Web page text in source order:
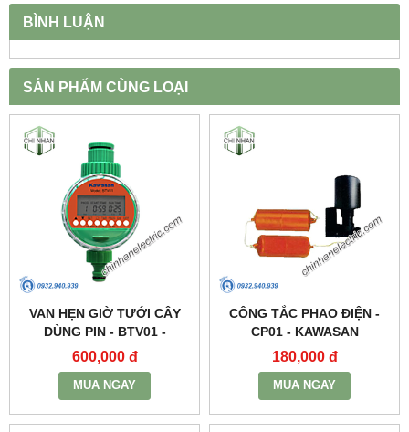
BÌNH LUẬN
SẢN PHẨM CÙNG LOẠI
VAN HẸN GIỜ TƯỚI CÂY
DÙNG PIN - BTV01 -
KAWASAN
600,000 đ
MUA NGAY
CÔNG TẮC PHAO ĐIỆN -
CP01 - KAWASAN
180,000 đ
MUA NGAY